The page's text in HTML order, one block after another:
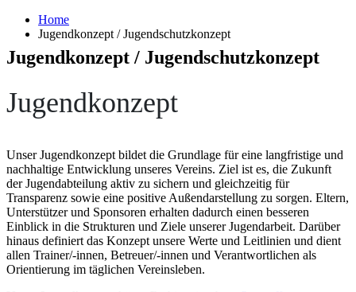
Home
Jugendkonzept / Jugendschutzkonzept
Jugendkonzept / Jugendschutzkonzept
Jugendkonzept
Unser Jugendkonzept bildet die Grundlage für eine langfristige und
nachhaltige Entwicklung unseres Vereins. Ziel ist es, die Zukunft
der Jugendabteilung aktiv zu sichern und gleichzeitig für
Transparenz sowie eine positive Außendarstellung zu sorgen. Eltern,
Unterstützer und Sponsoren erhalten dadurch einen besseren
Einblick in die Strukturen und Ziele unserer Jugendarbeit. Darüber
hinaus definiert das Konzept unsere Werte und Leitlinien und dient
allen Trainer/-innen, Betreuer/-innen und Verantwortlichen als
Orientierung im täglichen Vereinsleben.